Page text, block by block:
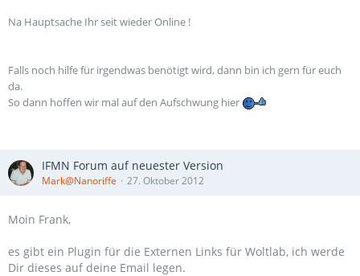
Na Hauptsache Ihr seit wieder Online !
Falls noch hilfe für irgendwas benötigt wird, dann bin ich gern für euch
da.
So dann hoffen wir mal auf den Aufschwung hier
IFMN Forum auf neuester Version
Mark@Nanoriffe 27. Oktober 2012
Moin Frank,
es gibt ein Plugin für die Externen Links für Woltlab, ich werde
Dir dieses auf deine Email legen.